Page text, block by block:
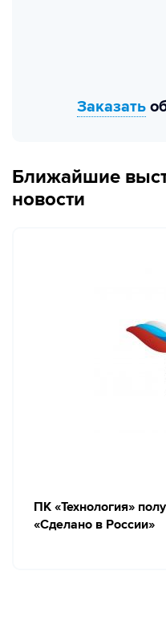
Заказать
Ближайшие
новости
ПК «Технология»
«Сделано в России»